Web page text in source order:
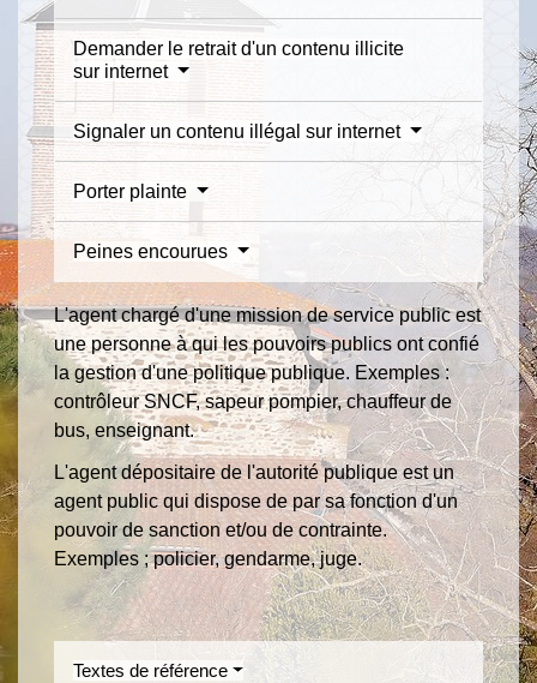
Demander le retrait d'un contenu illicite
sur internet
Signaler un contenu illégal sur internet
Porter plainte
Peines encourues
L'agent chargé d'une mission de service public est
une personne à qui les pouvoirs publics ont confié
la gestion d'une politique publique. Exemples :
contrôleur SNCF, sapeur pompier, chauffeur de
bus, enseignant.
L'agent dépositaire de l'autorité publique est un
agent public qui dispose de par sa fonction d'un
pouvoir de sanction et/ou de contrainte.
Exemples ; policier, gendarme, juge.
Textes de référence